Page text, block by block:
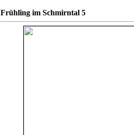
Frühling im Schmirntal 5